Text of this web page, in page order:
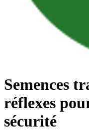
Semences
réflexes
sécurité